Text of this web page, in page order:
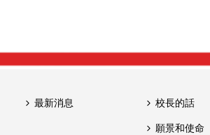
最新消息 校長的話
願景和使命